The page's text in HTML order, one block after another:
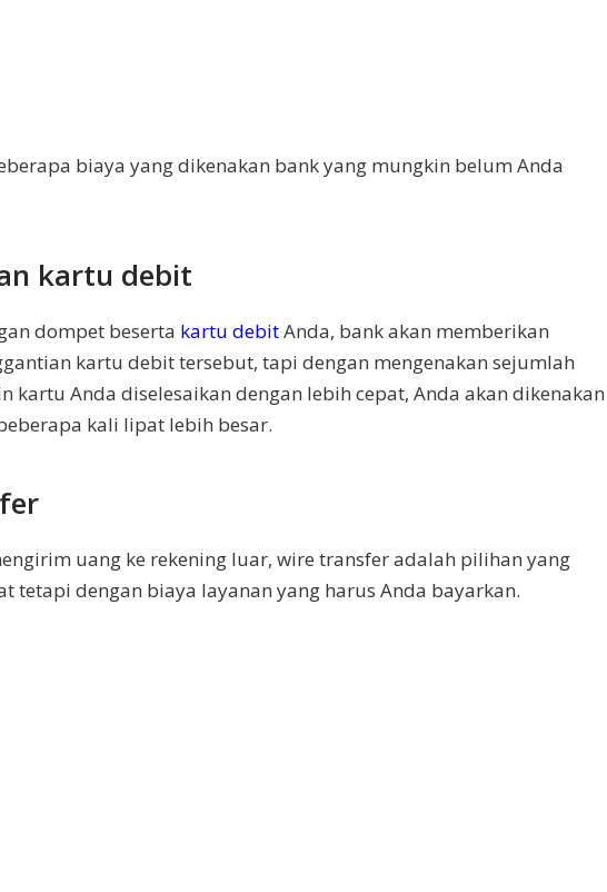
biaya yang dikenakan bank yang mungkin belum Anda
kartu debit
dompet beserta kartu debitAnda, bank akan memberikan
kartu debit tersebut, tapi dengan mengenakan sejumlah
kartu Anda diselesaikan dengan lebih cepat, Anda akan dikenakan
kali lipat lebih besar.
uang ke rekening luar, wire transfer adalah pilihan yang
tetapi dengan biaya layanan yang harus Anda bayarkan.